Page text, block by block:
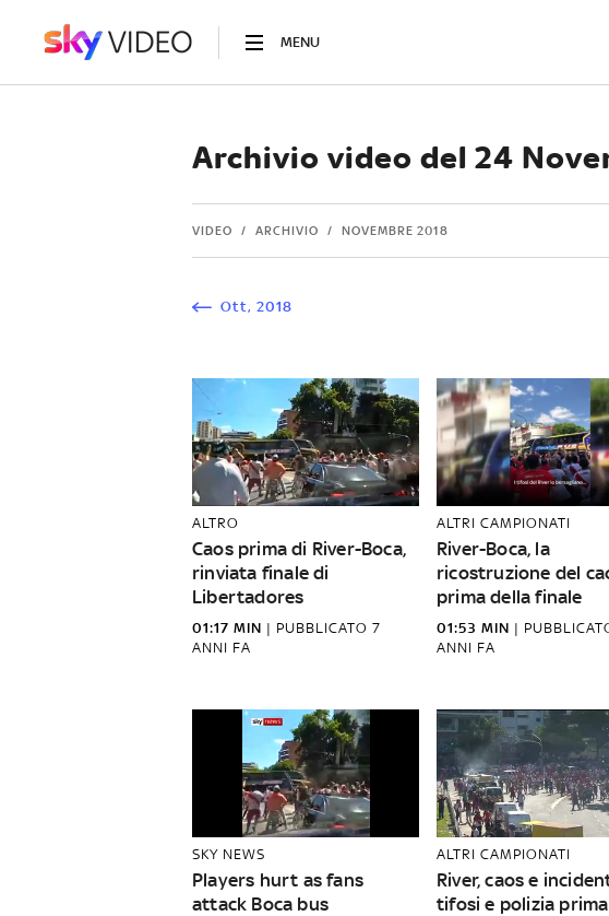
MENU
Archivio video del 24
VIDEO ARCHIVIO NOVEMBRE 2018
Ott, 2018
ALTRO
Caos prima di River-Boca,
rinviata finale di
Libertadores
01:17 MIN | PUBBLICATO 7
ANNI FA
ALTRI CAMPIONATI
River-Boca, la
ricostruzione del
prima della finale
01:53 MIN |
ANNI FA
SKY NEWS
Players hurt as fans
attack Boca bus
ALTRI CAMPIONATI
River, caos e
tifosi e polizia